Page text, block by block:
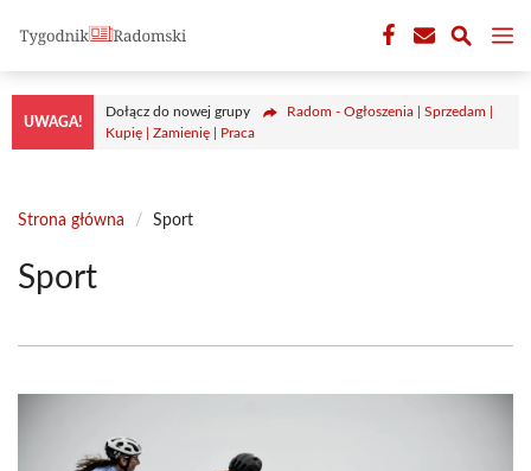
treści
UWAGA!
Dołącz do nowej grupy
Radom - Ogłoszenia | Sprzedam |
Kupię | Zamienię | Praca
Strona główna / Sport
Sport